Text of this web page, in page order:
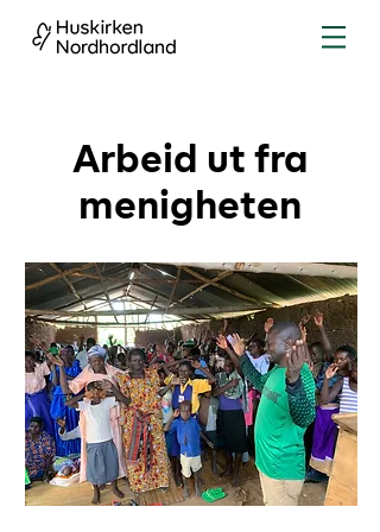
Arbeid ut fra
menigheten